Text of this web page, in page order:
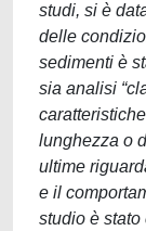
studi, si è
delle
sedimenti è
sia analisi
lunghezza o
ultime
e il
studio è